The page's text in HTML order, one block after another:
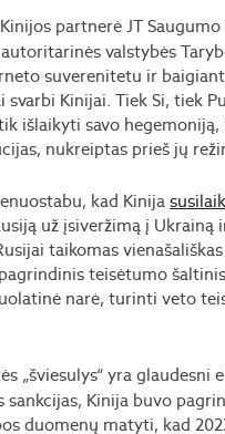
partnerė JT Saugumo
valstybės
suverenitetu ir
Kinijai. Tiek Si, tiek
išlaikyti savo
nukreiptas prieš jų
kad Kinija
už įsiveržimą į Ukrainą
taikomas vienašališkas
teisėtumo
narė, turinti veto
„šviesulys“ yra glaudesni
Kinija buvo
duomenų matyti, kad